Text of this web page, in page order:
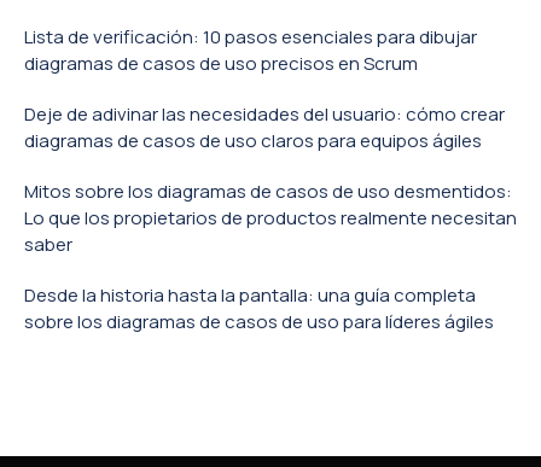
Lista de verificación: 10 pasos esenciales para dibujar
diagramas de casos de uso precisos en Scrum
Deje de adivinar las necesidades del usuario: cómo crear
diagramas de casos de uso claros para equipos ágiles
Mitos sobre los diagramas de casos de uso desmentidos:
Lo que los propietarios de productos realmente necesitan
saber
Desde la historia hasta la pantalla: una guía completa
sobre los diagramas de casos de uso para líderes ágiles